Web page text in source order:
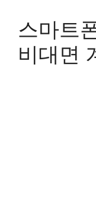
스마트
비대면